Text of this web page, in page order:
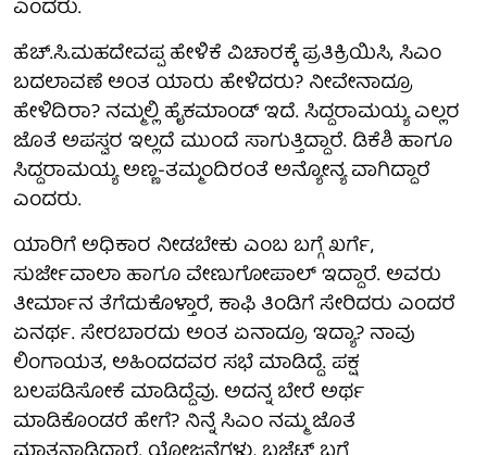
ಎಂದರು.
ಹೆಚ್.ಸಿ.ಮಹದೇವಪ್ಪ‌ ಹೇಳಿಕೆ ವಿಚಾರಕ್ಕೆ ಪ್ರತಿಕ್ರಿಯಿಸಿ, ಸಿಎಂ
ಬದಲಾವಣೆ ಅಂತ ಯಾರು ಹೇಳಿದರು? ನೀವೇನಾದ್ರೂ
ಹೇಳಿದಿರಾ? ನಮ್ಮಲ್ಲಿ ಹೈಕಮಾಂಡ್ ಇದೆ. ಸಿದ್ದರಾಮಯ್ಯ ಎಲ್ಲರ
ಜೊತೆ ಅಪಸ್ವರ ಇಲ್ಲದೆ ಮುಂದೆ ಸಾಗುತ್ತಿದ್ದಾರೆ. ಡಿಕೆಶಿ ಹಾಗೂ
ಸಿದ್ದರಾಮಯ್ಯ ಅಣ್ಣ-ತಮ್ಮಂದಿರಂತೆ ಅನ್ಯೋನ್ಯ ವಾಗಿದ್ದಾರೆ
ಎಂದರು.
ಯಾರಿಗೆ ಅಧಿಕಾರ ನೀಡಬೇಕು ಎಂಬ ಬಗ್ಗೆ ಖರ್ಗೆ,
ಸುರ್ಜೇವಾಲಾ ಹಾಗೂ ವೇಣುಗೋಪಾಲ್ ಇದ್ದಾರೆ. ಅವರು
ತೀರ್ಮಾನ ತೆಗೆದುಕೊಳ್ತಾರೆ, ಕಾಫಿ ತಿಂಡಿಗೆ ಸೇರಿದರು ಎಂದರೆ
ಏನರ್ಥ. ಸೇರಬಾರದು ಅಂತ ಏನಾದ್ರೂ ಇದ್ಯಾ? ನಾವು
ಲಿಂಗಾಯತ, ಅಹಿಂದದವರ ಸಭೆ ಮಾಡಿದ್ದೆ. ಪಕ್ಷ
ಬಲಪಡಿಸೋಕೆ ‌ಮಾಡಿದ್ದೆವು. ಅದನ್ನ ಬೇರೆ ಅರ್ಥ
ಮಾಡಿಕೊಂಡರೆ ಹೇಗೆ? ನಿನ್ನೆ ಸಿಎಂ ನಮ್ಮ ಜೊತೆ